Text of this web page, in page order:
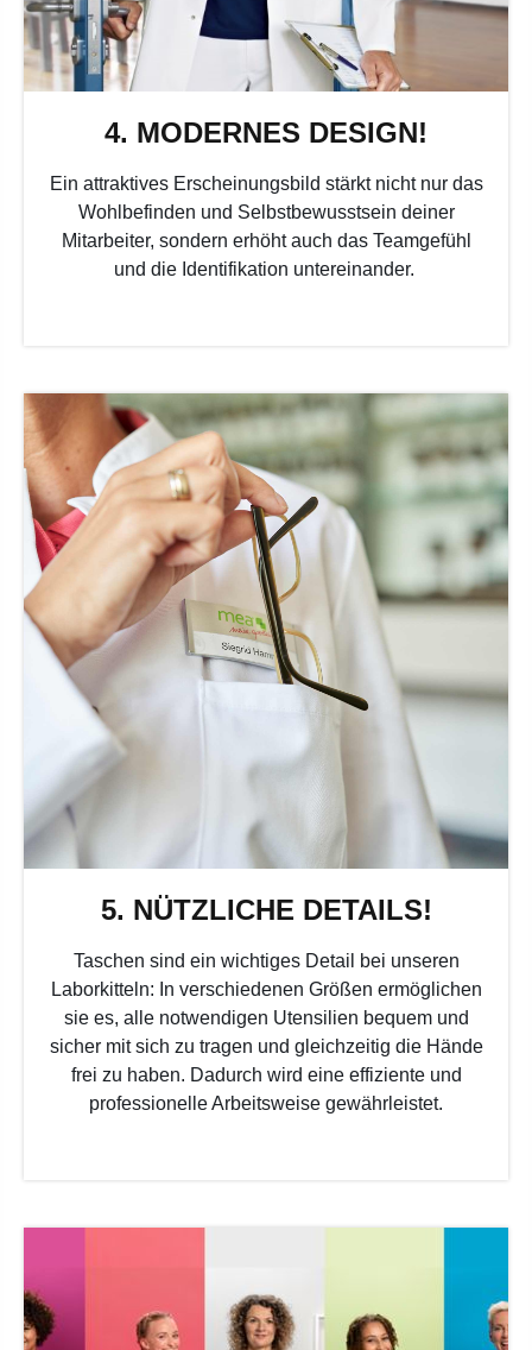
4. MODERNES DESIGN!
Ein attraktives Erscheinungsbild stärkt nicht nur das
Wohlbefinden und Selbstbewusstsein deiner
Mitarbeiter, sondern erhöht auch das Teamgefühl
und die Identifikation untereinander.
5. NÜTZLICHE DETAILS!
Taschen sind ein wichtiges Detail bei unseren
Laborkitteln: In verschiedenen Größen ermöglichen
sie es, alle notwendigen Utensilien bequem und
sicher mit sich zu tragen und gleichzeitig die Hände
frei zu haben. Dadurch wird eine effiziente und
professionelle Arbeitsweise gewährleistet.